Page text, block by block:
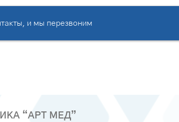
и мы перезвоним
“АРТ МЕД”